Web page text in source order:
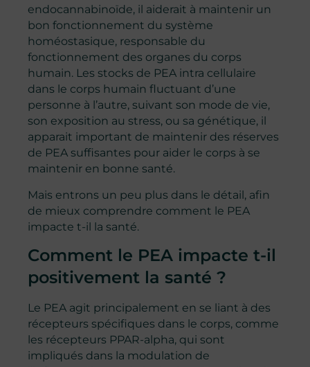
endocannabinoïde, il aiderait à maintenir un
bon fonctionnement du système
homéostasique, responsable du
fonctionnement des organes du corps
humain. Les stocks de PEA intra cellulaire
dans le corps humain fluctuant d’une
personne à l’autre, suivant son mode de vie,
son exposition au stress, ou sa génétique, il
apparait important de maintenir des réserves
de PEA suffisantes pour aider le corps à se
maintenir en bonne santé.
Mais entrons un peu plus dans le détail, afin
de mieux comprendre comment le PEA
impacte t-il la santé.
Comment le PEA impacte t-il
positivement la santé ?
Le PEA agit principalement en se liant à des
récepteurs spécifiques dans le corps, comme
les récepteurs PPAR-alpha, qui sont
impliqués dans la modulation de